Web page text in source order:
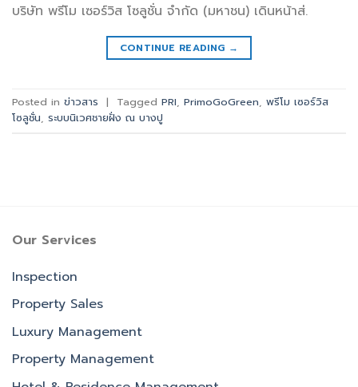
บริษัท พรีโม เซอร์วิส โซลูชั่น จำกัด (มหาชน) เดินหน้าส่.
CONTINUE READING →
Posted in ข่าวสาร | Tagged PRI, PrimoGoGreen, พรีโม เซอร์วิส
โซลูชั่น, ระบบนิเวศชายฝั่ง ณ บางปู
Our Services
Inspection
Property Sales
Luxury Management
Property Management